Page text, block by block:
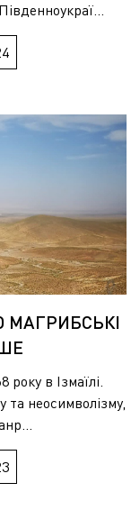
МАГРИБСЬКІ
в Ізмаїлі.
неосимволізму,